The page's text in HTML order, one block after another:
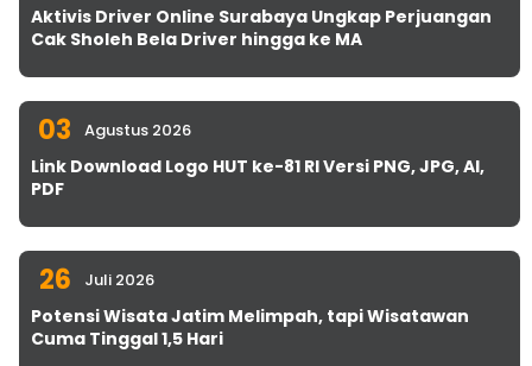
Aktivis Driver Online Surabaya Ungkap Perjuangan
Cak Sholeh Bela Driver hingga ke MA
03 Agustus 2026
Link Download Logo HUT ke-81 RI Versi PNG, JPG, AI,
PDF
26 Juli 2026
Potensi Wisata Jatim Melimpah, tapi Wisatawan
Cuma Tinggal 1,5 Hari